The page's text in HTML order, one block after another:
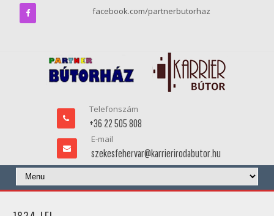
facebook.com/partnerbutorhaz
Telefonszám
+36 22 505 808
E-mail
szekesfehervar@karrierirodabutor.hu